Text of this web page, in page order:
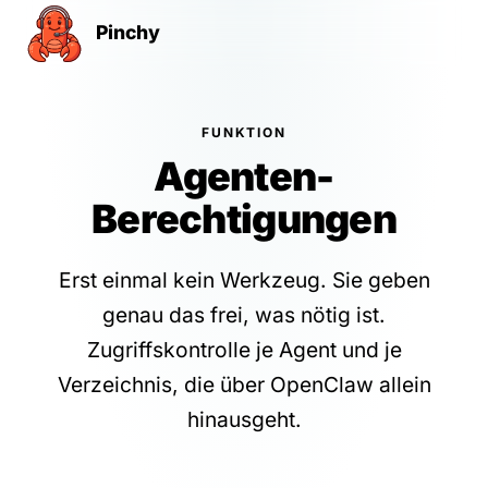
Pinchy
FUNKTION
Agenten-
Berechtigungen
Erst einmal kein Werkzeug. Sie geben
genau das frei, was nötig ist.
Zugriffskontrolle je Agent und je
Verzeichnis, die über OpenClaw allein
hinausgeht.